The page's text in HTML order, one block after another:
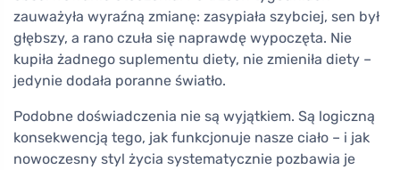
zauważyła wyraźną zmianę: zasypiała szybciej, sen był
głębszy, a rano czuła się naprawdę wypoczęta. Nie
kupiła żadnego suplementu diety, nie zmieniła diety –
jedynie dodała poranne światło.
Podobne doświadczenia nie są wyjątkiem. Są logiczną
konsekwencją tego, jak funkcjonuje nasze ciało – i jak
nowoczesny styl życia systematycznie pozbawia je